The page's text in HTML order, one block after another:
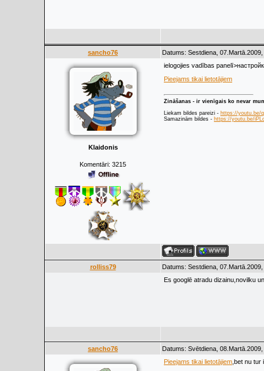
sancho76 Datums: Sestdiena,
Klaidonis
Komentāri: 3215
ielogojies vadības
Pieejams tikai lietotājiem
Zināšanas - ir vienīgais ko nevar
Liekam bildes pareizi - https://youtu.be/
Samazinām bildes - https://youtu.be/
rolliss79
Datums: Sestdiena,
Es googlē atradu dizainu,novilku
sancho76 Datums: Svētdiena,
Pieejams tikai lietotājiem ,bet nu tur